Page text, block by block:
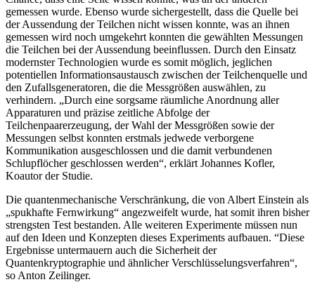
gemessen wurde. Ebenso wurde sichergestellt, dass die Quelle bei
der Aussendung der Teilchen nicht wissen konnte, was an ihnen
gemessen wird noch umgekehrt konnten die gewählten Messungen
die Teilchen bei der Aussendung beeinflussen. Durch den Einsatz
modernster Technologien wurde es somit möglich, jeglichen
potentiellen Informationsaustausch zwischen der Teilchenquelle und
den Zufallsgeneratoren, die die Messgrößen auswählen, zu
verhindern. „Durch eine sorgsame räumliche Anordnung aller
Apparaturen und präzise zeitliche Abfolge der
Teilchenpaarerzeugung, der Wahl der Messgrößen sowie der
Messungen selbst konnten erstmals jedwede verborgene
Kommunikation ausgeschlossen und die damit verbundenen
Schlupflöcher geschlossen werden“, erklärt Johannes Kofler,
Koautor der Studie.
Die quantenmechanische Verschränkung, die von Albert Einstein als
„spukhafte Fernwirkung“ angezweifelt wurde, hat somit ihren bisher
strengsten Test bestanden. Alle weiteren Experimente müssen nun
auf den Ideen und Konzepten dieses Experiments aufbauen. “Diese
Ergebnisse untermauern auch die Sicherheit der
Quantenkryptographie und ähnlicher Verschlüsselungsverfahren“,
so Anton Zeilinger.